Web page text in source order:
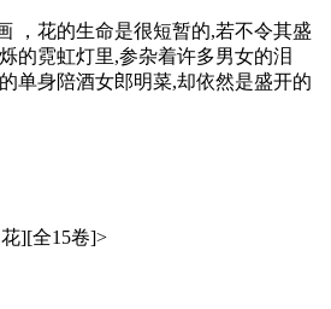
，花的生命是很短暂的,若不令其盛
的霓虹灯里,参杂着许多男女的泪
单身陪酒女郎明菜,却依然是盛开的
][全15卷]>